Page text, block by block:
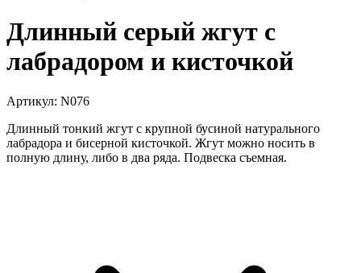
Длинный серый жгут с
лабрадором и кисточкой
Артикул: N076
Длинный тонкий жгут с крупной бусиной натурального
лабрадора и бисерной кисточкой. Жгут можно носить в
полную длину, либо в два ряда. Подвеска съемная.